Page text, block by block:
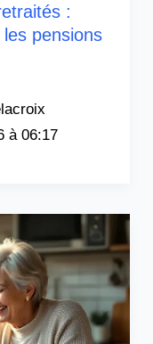
:
les pensions
à 06:17